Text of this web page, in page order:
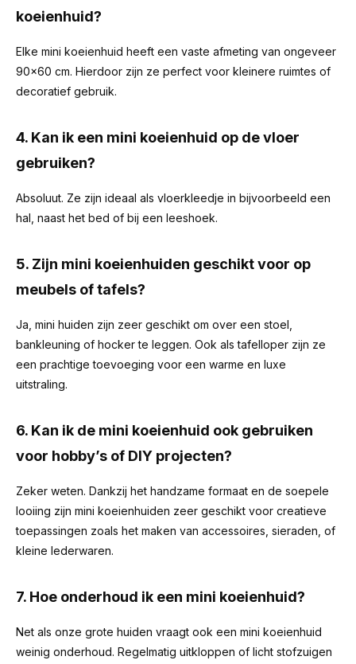
koeienhuid?
Elke mini koeienhuid heeft een vaste afmeting van ongeveer
90x60 cm. Hierdoor zijn ze perfect voor kleinere ruimtes of
decoratief gebruik.
4. Kan ik een mini koeienhuid op de vloer
gebruiken?
Absoluut. Ze zijn ideaal als vloerkleedje in bijvoorbeeld een
hal, naast het bed of bij een leeshoek.
5. Zijn mini koeienhuiden geschikt voor op
meubels of tafels?
Ja, mini huiden zijn zeer geschikt om over een stoel,
bankleuning of hocker te leggen. Ook als tafelloper zijn ze
een prachtige toevoeging voor een warme en luxe
uitstraling.
6. Kan ik de mini koeienhuid ook gebruiken
voor hobby’s of DIY projecten?
Zeker weten. Dankzij het handzame formaat en de soepele
looiing zijn mini koeienhuiden zeer geschikt voor creatieve
toepassingen zoals het maken van accessoires, sieraden, of
kleine lederwaren.
7. Hoe onderhoud ik een mini koeienhuid?
Net als onze grote huiden vraagt ook een mini koeienhuid
weinig onderhoud. Regelmatig uitkloppen of licht stofzuigen